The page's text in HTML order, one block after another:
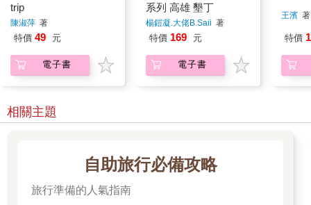
trip
陳淑萍 著
特價 49 元
電子書
系列 高雄 墾丁
楊鎧凝.大佬B.Saii 著
特價 169 元
電子書
王濱 著
特價
相關主題
自助旅行必備攻略
旅行準備的人氣指南